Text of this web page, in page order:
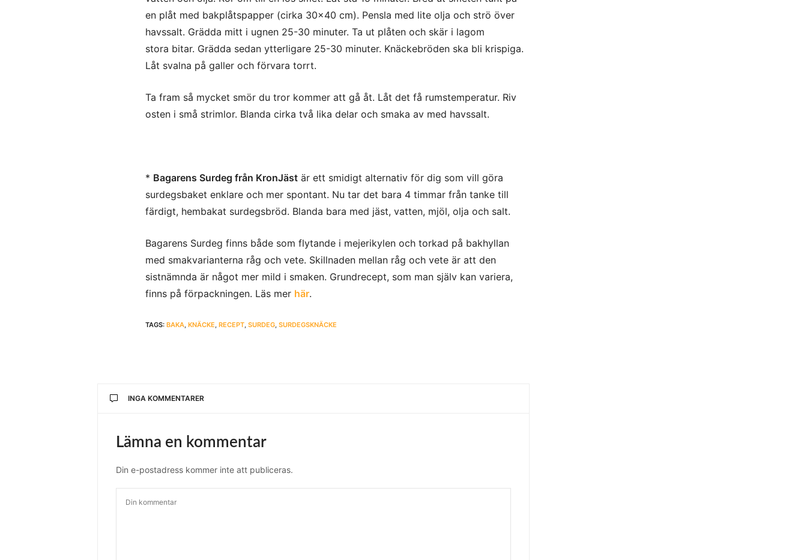
en plåt med bakplåtspapper (cirka 30×40 cm). Pensla med lite olja och strö över
havssalt. Grädda mitt i ugnen 25-30 minuter. Ta ut plåten och skär i lagom
stora bitar. Grädda sedan ytterligare 25-30 minuter. Knäckebröden ska bli krispiga.
Låt svalna på galler och förvara torrt.
Ta fram så mycket smör du tror kommer att gå åt. Låt det få rumstemperatur. Riv
osten i små strimlor. Blanda cirka två lika delar och smaka av med havssalt.
* Bagarens Surdeg från KronJäst är ett smidigt alternativ för dig som vill göra
surdegsbaket enklare och mer spontant. Nu tar det bara 4 timmar från tanke till
färdigt, hembakat surdegsbröd. Blanda bara med jäst, vatten, mjöl, olja och salt.
Bagarens Surdeg finns både som flytande i mejerikylen och torkad på bakhyllan
med smakvarianterna råg och vete. Skillnaden mellan råg och vete är att den
sistnämnda är något mer mild i smaken. Grundrecept, som man själv kan variera,
finns på förpackningen. Läs mer här.
TAGS: BAKA, KNÄCKE, RECEPT, SURDEG, SURDEGSKNÄCKE
INGA KOMMENTARER
Lämna en kommentar
Din e-postadress kommer inte att publiceras.